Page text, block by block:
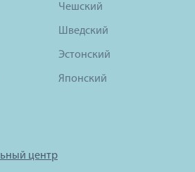
Чешский
Шведский
Эстонский
Японский
центр